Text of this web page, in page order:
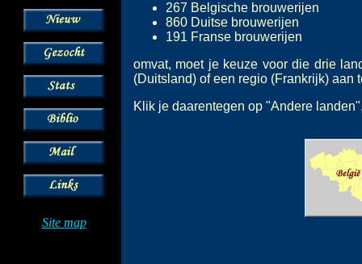
Site map
267 Belgische brouwerijen
860 Duitse brouwerijen
191 Franse brouwerijen
omvat, moet je keuze voor die drie
(Duitsland) of een regio (Frankrijk) aan
Klik je daarentegen op "Andere